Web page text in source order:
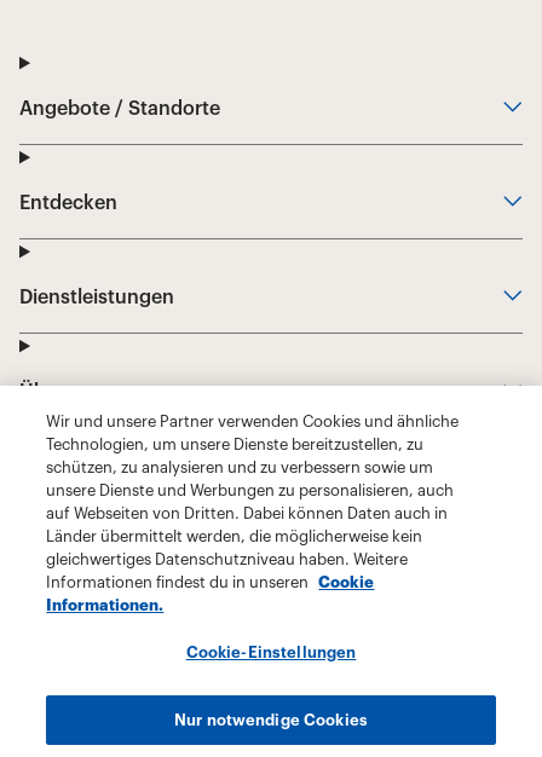
Wir und unsere Partner verwenden Cookies und ähnliche
Technologien, um unsere Dienste bereitzustellen, zu
schützen, zu analysieren und zu verbessern sowie um
unsere Dienste und Werbungen zu personalisieren, auch
auf Webseiten von Dritten. Dabei können Daten auch in
Länder übermittelt werden, die möglicherweise kein
gleichwertiges Datenschutzniveau haben. Weitere
Informationen findest du in unseren
Cookie
Informationen.
Cookie-Einstellungen
Nur notwendige Cookies